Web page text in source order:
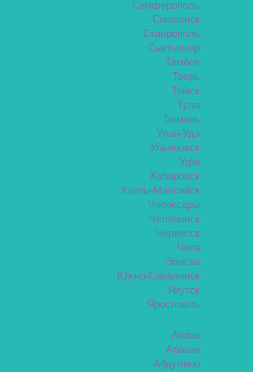
Симферополь
Смоленск
Ставрополь
Сыктывкар
Тамбов
Тверь
Томск
Тула
Тюмень
Улан-Удэ
Ульяновск
Уфа
Хабаровск
Ханты-Мансийск
Чебоксары
Челябинск
Черкесск
Чита
Элиста
Южно-Сахалинск
Якутск
Ярославль
Абаза
Абакан
Абдулино